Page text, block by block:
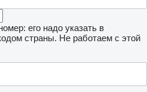
его надо указать в
страны. Не работаем с этой